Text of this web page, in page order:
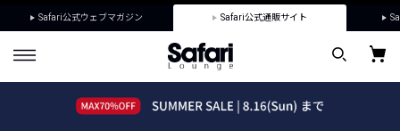
Safari公式ウェブマガジン Safari公式通販サイト